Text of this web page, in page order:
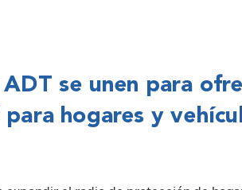
ADT se unen para
hogares y